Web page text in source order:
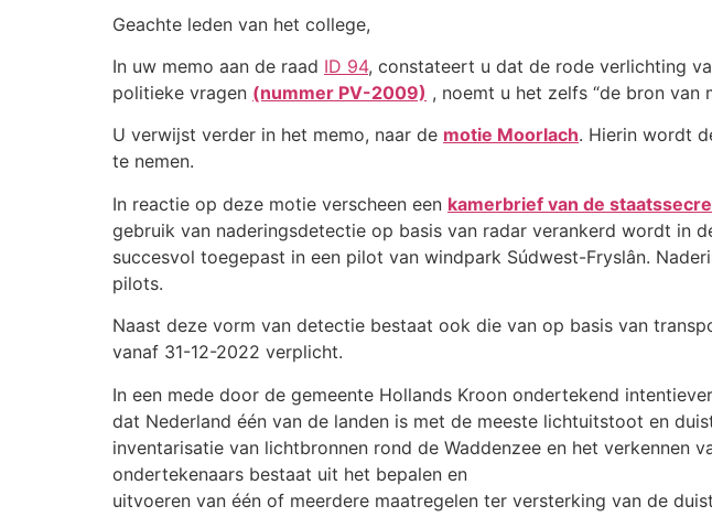
Geachte leden van het college,
In uw memo aan de raad ID 94, constateert u dat de rode verlichting
politieke vragen (nummer PV-2009) , noemt u het zelfs “de bron van
U verwijst verder in het memo, naar de motie Moorlach. Hierin wordt
te nemen.
In reactie op deze motie verscheen een kamerbrief van de
gebruik van naderingsdetectie op basis van radar verankerd wordt in
succesvol toegepast in een pilot van windpark Súdwest-Fryslân.
pilots.
Naast deze vorm van detectie bestaat ook die van op basis van
vanaf 31-12-2022 verplicht.
In een mede door de gemeente Hollands Kroon ondertekend
dat Nederland één van de landen is met de meeste lichtuitstoot en
inventarisatie van lichtbronnen rond de Waddenzee en het
ondertekenaars bestaat uit het bepalen en
uitvoeren van één of meerdere maatregelen ter versterking van de